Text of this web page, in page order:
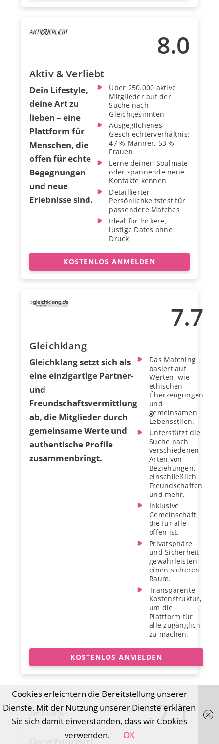
8.0
Aktiv & Verliebt
Dein Lifestyle,
deine Art zu
lieben – eine
Plattform für
Menschen, die
offen für echte
Begegnungen
und neue
Erlebnisse sind.
Über 250.000 aktive
Mitglieder auf der
Suche nach
Gleichgesinnten
Ausgeglichenes
Geschlechterverhältnis:
47 % Männer, 53 %
Frauen
Lerne deinen Soulmate
oder spannende neue
Kontakte kennen
Detaillierter
Persönlichkeitstest für
passendere Matches
Ideal für lockere,
lustige Dates ohne
Druck
KOSTENLOS ANMELDEN
7.7
Gleichklang
Gleichklang setzt sich als
eine einzigartige Partner-
und
Freundschaftsvermittlung
ab, die Mitglieder durch
gemeinsame Werte und
authentische Profile
zusammenbringt.
Das Matching
basiert auf
Werten, wie
ethischen
Überzeugungen
und
gemeinsamen
Lebensstilen.
Unterstützt die
Suche nach
verschiedenen
Arten von
Beziehungen,
einschließlich
Freundschaften
und mehr.
Inklusive
Gemeinschaft,
die für alle
offen ist.
Privatsphäre
und Sicherheit
gewährleisten
einen sicheren
Raum.
Transparente
Kostenstruktur,
um die
Plattform für
alle zugänglich
zu machen.
KOSTENLOS ANMELDEN
7.1
Cookies erleichtern die Bereitstellung unserer
Dienste. Mit der Nutzung unserer Dienste erklären
Sie sich damit einverstanden, dass wir Cookies
verwenden.
OK